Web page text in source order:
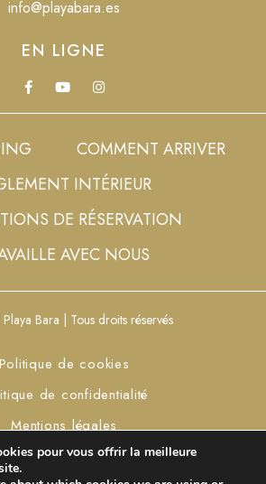
info@playabara.es
EN LIGNE
COMMENT ARRIVER
INTÉRIEUR
DE RÉSERVATION
AVEC NOUS
Bara | Tous droits réservés
Politique de cookies
de confidentialité
Mentions légales
Définir des cookies
pour vous offrir la meilleure